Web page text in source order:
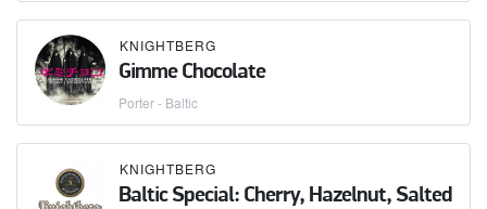
KNIGHTBERG
Gimme Chocolate
Porter - Baltic
KNIGHTBERG
Baltic Special: Cherry, Hazelnut, Salted